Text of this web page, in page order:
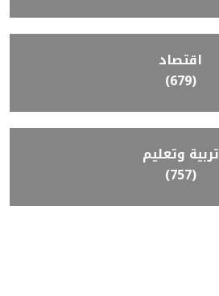
اقتصاد
(679)
تربية وتعليم
(757)